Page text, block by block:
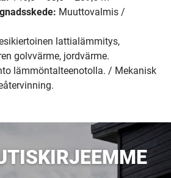
Muuttovalmis /
lattialämmitys,
golvvärme, jordvärme.
lämmöntalteenotolla. / Mekanisk